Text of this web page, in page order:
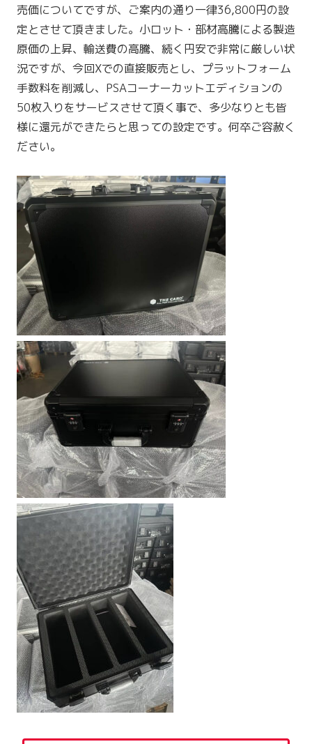
売価についてですが、ご案内の通り一律36,800円の設
定とさせて頂きました。小ロット・部材高騰による製造
原価の上昇、輸送費の高騰、続く円安で非常に厳しい状
況ですが、今回Xでの直接販売とし、プラットフォーム
手数料を削減し、PSAコーナーカットエディションの
50枚入りをサービスさせて頂く事で、多少なりとも皆
様に還元ができたらと思っての設定です。何卒ご容赦く
ださい。